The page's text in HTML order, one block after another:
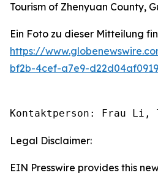
Tourism of Zhenyuan County,
Ein Foto zu dieser Mitteilung
https://
bf2b-4cef-a7e9-d22d04af0919
Kontaktperson: Frau Li,
Legal Disclaimer:
EIN Presswire provides this